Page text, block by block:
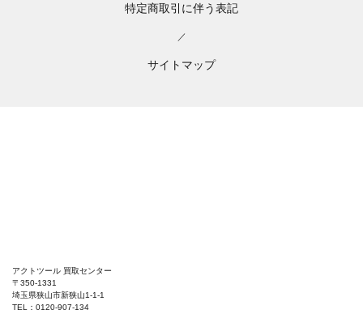
特定商取引に伴う表記
／
サイトマップ
アクトツール 買取センター
〒350-1331
埼玉県狭山市新狭山1-1-1
TEL：0120-907-134